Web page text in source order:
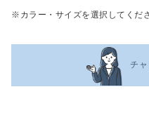
※カラー・サイズを選択してくだ
チ